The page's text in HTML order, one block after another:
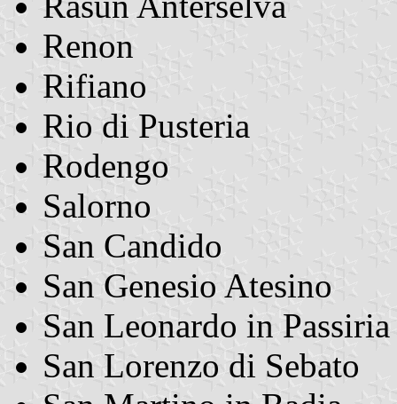
Renon
Rifiano
Rio di Pusteria
Rodengo
Salorno
San Candido
San Genesio Atesino
San Leonardo in Passiria
San Lorenzo di Sebato